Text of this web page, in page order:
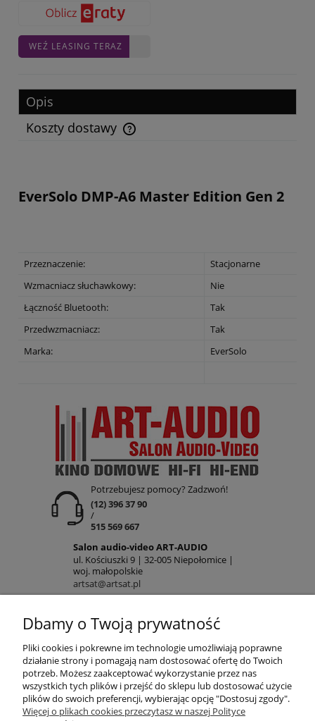
WEŹ LEASING TERAZ
Opis
Koszty dostawy
Cena nie zawiera ewentualnych kosztów płatności
EverSolo DMP-A6 Master Edition Gen 2
Przeznaczenie:
Stacjonarne
Wzmacniacz słuchawkowy:
Nie
Łączność Bluetooth:
Tak
Przedwzmacniacz:
Tak
Marka:
EverSolo
Potrzebujesz pomocy? Zadzwoń!
(12) 396 37 90
/
515 569 667
Salon audio-video ART-AUDIO
ul. Kościuszki 9 | 32-005 Niepołomice |
woj. małopolskie
artsat@artsat.pl
NIP: 6782225502 | REGON: 120645712
POMOC
MOJE KONTO
Dbamy o Twoją prywatność
Pliki cookies i pokrewne im technologie umożliwiają poprawne
działanie strony i pomagają nam dostosować ofertę do Twoich
potrzeb. Możesz zaakceptować wykorzystanie przez nas
wszystkich tych plików i przejść do sklepu lub dostosować użycie
plików do swoich preferencji, wybierając opcję "Dostosuj zgody".
Więcej o plikach cookies przeczytasz w naszej Polityce